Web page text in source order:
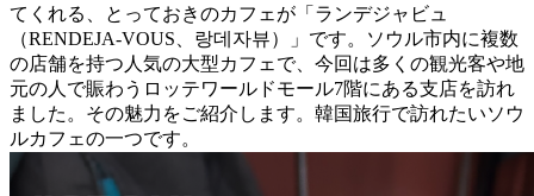
てくれる、とっておきのカフェが「ランデジャビュ
（RENDEJA-VOUS、랑데자뷰）」です。ソウル市内に複数
の店舗を持つ人気の大型カフェで、今回は多くの観光客や地
元の人で賑わうロッテワールドモール7階にある支店を訪れ
ました。その魅力をご紹介します。韓国旅行で訪れたいソウ
ルカフェの一つです。